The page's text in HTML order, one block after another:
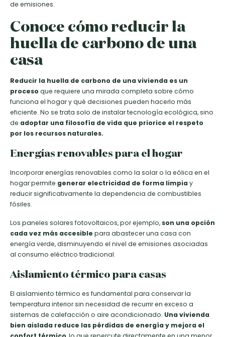
de emisiones.
Conoce cómo reducir la
huella de carbono de una
casa
Reducir la huella de carbono de una vivienda es un
proceso que requiere una mirada completa sobre cómo
funciona el hogar y qué decisiones pueden hacerlo más
eficiente. No se trata solo de instalar tecnología ecológica, sino
de adoptar una filosofía de vida que priorice el respeto
por los recursos naturales.
Energías renovables para el hogar
Incorporar energías renovables como la solar o la eólica en el
hogar permite generar electricidad de forma limpiay
reducir significativamente la dependencia de combustibles
fósiles.
Los paneles solares fotovoltaicos, por ejemplo, son una opción
cada vez más accesible para abastecer una casa con
energía verde, disminuyendo el nivel de emisiones asociadas
al consumo eléctrico tradicional.
Aislamiento térmico para casas
El aislamiento térmico es fundamental para conservar la
temperatura interior sin necesidad de recurrir en exceso a
sistemas de calefacción o aire acondicionado. Una vivienda
bien aislada reduce las pérdidas de energía y mejora el